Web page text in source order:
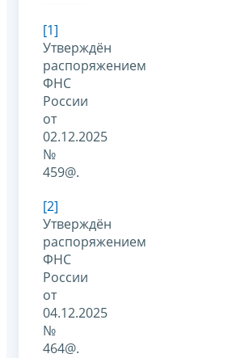
[1]
Утверждён
распоряжением
ФНС
России
от
02.12.2025
№
459@.
[2]
Утверждён
распоряжением
ФНС
России
от
04.12.2025
№
464@.